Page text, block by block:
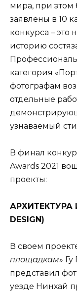
мира, при этом
заявлены в 10
конкурса – это
историю
категория
фотографам
отдельные
узнаваемый
В финал
Awards 2021
проекты:
АРХИТЕКТУРА
DESIGN)
В своем
площадкам»
представил
уезде Нинхай